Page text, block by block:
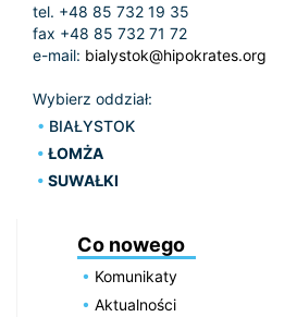
tel. +48 85 732 19 35
fax +48 85 732 71 72
e-mail: bialystok@hipokrates.org
Wybierz oddział:
BIAŁYSTOK
ŁOMŻA
SUWAŁKI
Co nowego
Komunikaty
Aktualności